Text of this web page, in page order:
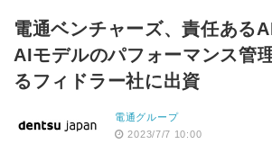
電通ベンチャーズ、責任ある
AIモデルのパフォーマンス管
るフィドラー社に出資
電通グループ
2023/7/7 10:00